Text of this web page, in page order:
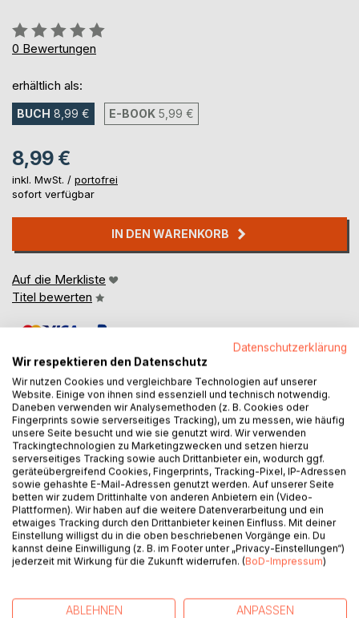
Bewertung::
0%
0 Bewertungen
erhältlich als:
BUCH 8,99 € E-BOOK 5,99 €
8,99 €
inkl. MwSt. / portofrei
sofort verfügbar
IN DEN WARENKORB
Auf die Merkliste
Titel bewerten
BESCHREIBUNG
Dr. Secundus ist ein Kind des Fortschritts und hasst die
Inhumanität des Fortschritts. Er will das Menschsein
erhalten und tut als Wissenschaftler alles, um die Welt zu
verbessern. Er beschleunigt den technischen Fortschritt bis
zu jenem Punkt, an dem er mit Gewissenspein erkennt,
dass die Menschen durch seine Erfindungen sich selbst
aufgegeben haben, Computer an ihre Stelle getreten sind
Datenschutzerklärung
Wir respektieren den Datenschutz
Wir nutzen Cookies und vergleichbare Technologien auf unserer
Website. Einige von ihnen sind essenziell und technisch notwendig.
Daneben verwenden wir Analysemethoden (z. B. Cookies oder
Fingerprints sowie serverseitiges Tracking), um zu messen, wie häufig
unsere Seite besucht und wie sie genutzt wird. Wir verwenden
Trackingtechnologien zu Marketingzwecken und setzen hierzu
serverseitiges Tracking sowie auch Drittanbieter ein, wodurch ggf.
geräteübergreifend Cookies, Fingerprints, Tracking-Pixel, IP-Adressen
sowie gehashte E-Mail-Adressen genutzt werden. Auf unserer Seite
betten wir zudem Drittinhalte von anderen Anbietern ein (Video-
Plattformen). Wir haben auf die weitere Datenverarbeitung und ein
etwaiges Tracking durch den Drittanbieter keinen Einfluss. Mit deiner
Einstellung willigst du in die oben beschriebenen Vorgänge ein. Du
kannst deine Einwilligung (z. B. im Footer unter „Privacy-Einstellungen“)
jederzeit mit Wirkung für die Zukunft widerrufen. (BoD-Impressum)
ABLEHNEN ANPASSEN